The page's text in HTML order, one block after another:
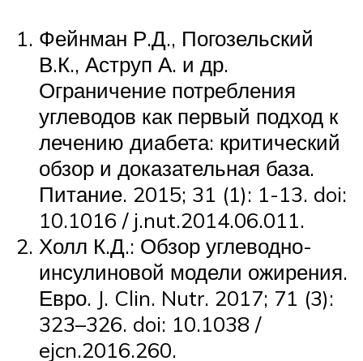
Фейнман Р.Д., Погозельский
В.К., Аструп А. и др.
Ограничение потребления
углеводов как первый подход к
лечению диабета: критический
обзор и доказательная база.
Питание. 2015; 31 (1): 1-13. doi:
10.1016 / j.nut.2014.06.011.
Холл К.Д.: Обзор углеводно-
инсулиновой модели ожирения.
Евро. J. Clin. Nutr. 2017; 71 (3):
323–326. doi: 10.1038 /
ejcn.2016.260.